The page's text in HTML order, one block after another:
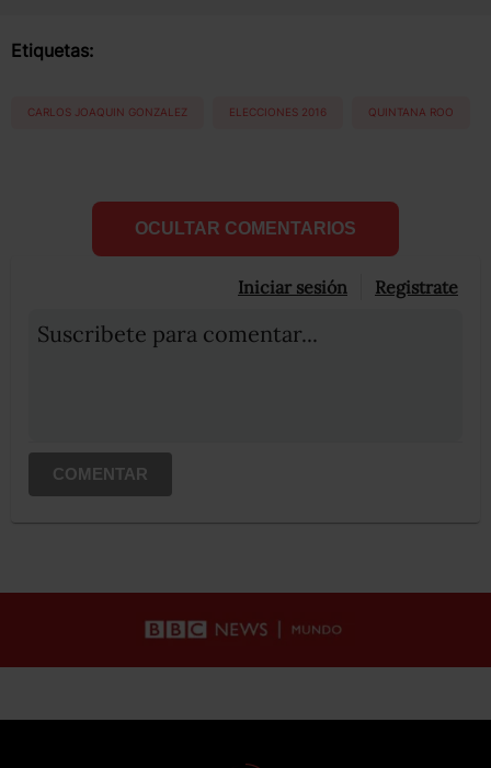
Etiquetas:
CARLOS JOAQUIN GONZALEZ ELECCIONES 2016 QUINTANA ROO
OCULTAR COMENTARIOS
Iniciar sesión Registrate
Suscribete para comentar...
COMENTAR